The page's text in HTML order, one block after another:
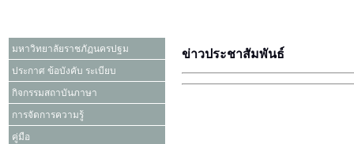
มหาวิทยาลัยราชภัฏนครปฐม
ประกาศ ข้อบังคับ ระเบียบ
กิจกรรมสถาบันภาษา
การจัดการความรู้
คู่มือ
ข่าวประชาสัมพันธ์